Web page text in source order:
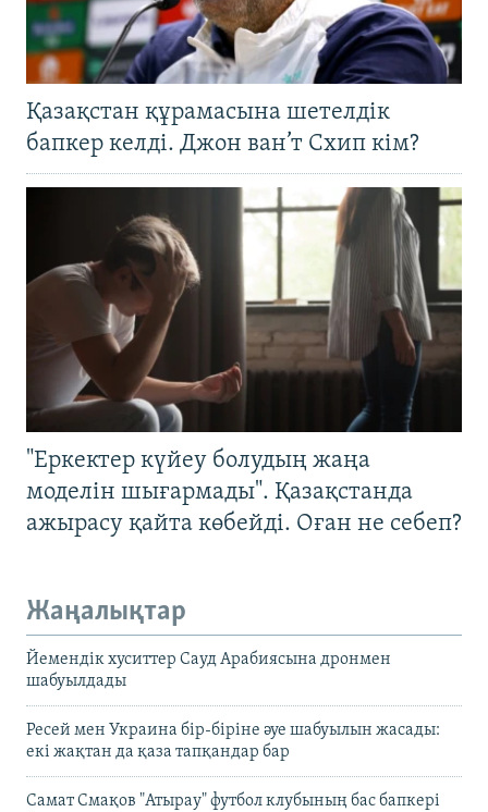
Қазақстан құрамасына шетелдік
бапкер келді. Джон ван’т Схип кім?
"Еркектер күйеу болудың жаңа
моделін шығармады". Қазақстанда
ажырасу қайта көбейді. Оған не себеп?
Жаңалықтар
Йемендік хуситтер Сауд Арабиясына дронмен
шабуылдады
Ресей мен Украина бір-біріне әуе шабуылын жасады:
екі жақтан да қаза тапқандар бар
Самат Смақов "Атырау" футбол клубының бас бапкері